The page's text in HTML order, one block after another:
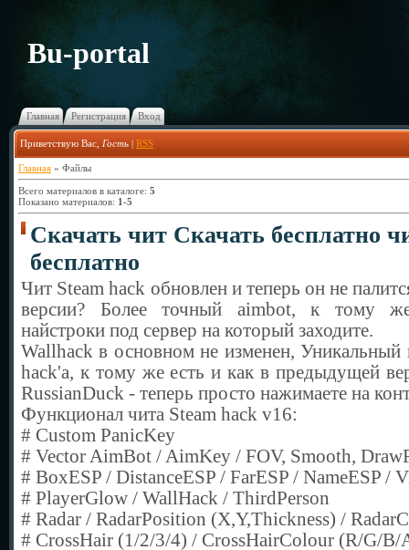
Bu-portal
Главная Регистрация Вход
Приветствую Вас Гость | RSS
Главная » Файлы
Всего материалов в каталоге: 5
Показано материалов: 1-5
Скачать чит Скачать бесплатно
бесплатно
Чит Steam hack обновлен и теперь он не
версии? Более точный aimbot, к тому же
найстроки под сервер на который заходите.
Wallhack в основном не изменен, Уникальный
hack'a, к тому же есть и как в предыдущей
RussianDuck - теперь просто нажимаете на
Функционал чита Steam hack v16:
# Custom PanicKey
# Vector AimBot / AimKey / FOV, Smooth,
# BoxESP / DistanceESP / FarESP / NameESP /
# PlayerGlow / WallHack / ThirdPerson
# Radar / RadarPosition (X,Y,Thickness) /
# CrossHair (1/2/3/4) / CrossHairColour (R/G/B/